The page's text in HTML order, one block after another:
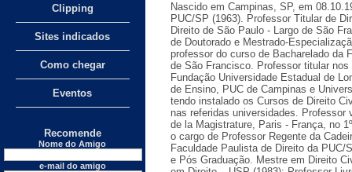
Clipping
Sites indicados
Como chegar
Eventos
Recomende
Nome do Amigo
e-mail do amigo
Nascido em Campinas, SP, em
PUC/SP (1963). Professor Titular de
Direito de São Paulo - Largo de São
de Doutorado e Mestrado-
professor do curso de Bacharelado da
de São Francisco. Professor titular
Fundação Universidade Estadual de
de Ensino, PUC de Campinas e
tendo instalado os Cursos de Direito
nas referidas universidades. Professor
de la Magistrature, Paris - França, no
o cargo de Professor Regente da
Faculdade Paulista de Direito da PUC/
e Pós Graduação. Mestre em Direito